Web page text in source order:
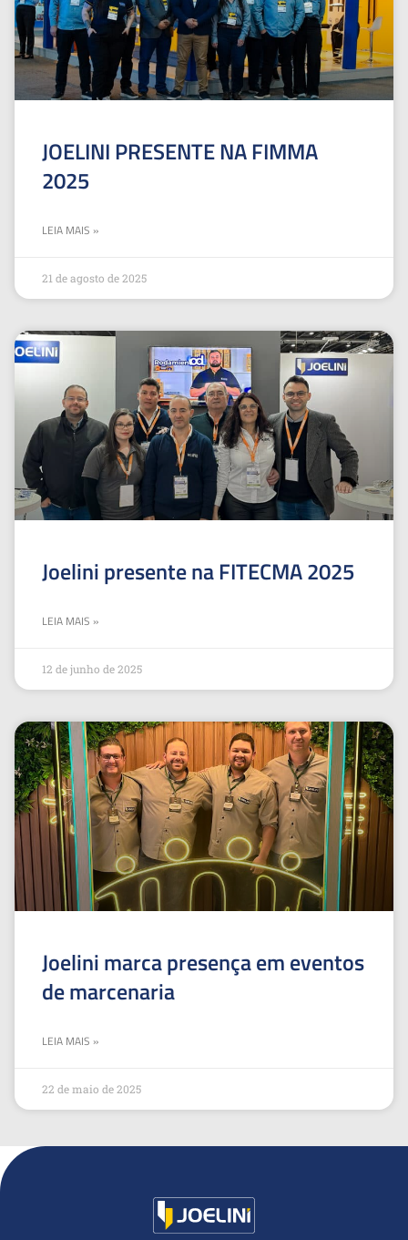
JOELINI PRESENTE NA FIMMA
2025
LEIA MAIS »
21 de agosto de 2025
Joelini presente na FITECMA 2025
LEIA MAIS »
12 de junho de 2025
Joelini marca presença em eventos
de marcenaria
LEIA MAIS »
22 de maio de 2025